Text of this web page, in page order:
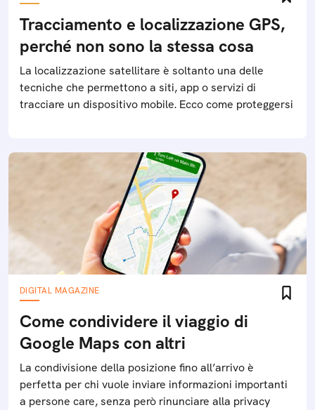
Tracciamento e localizzazione GPS,
perché non sono la stessa cosa
La localizzazione satellitare è soltanto una delle
tecniche che permettono a siti, app o servizi di
tracciare un dispositivo mobile. Ecco come proteggersi
DIGITAL MAGAZINE
Come condividere il viaggio di
Google Maps con altri
La condivisione della posizione fino all’arrivo è
perfetta per chi vuole inviare informazioni importanti
a persone care, senza però rinunciare alla privacy